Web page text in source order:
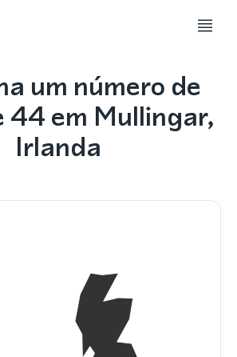
um número de
em Mullingar,
Irlanda